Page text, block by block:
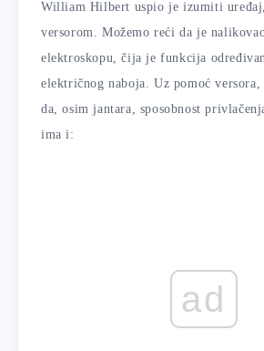
William Hilbert uspio je izumiti
versorom. Možemo reći da je
elektroskopu, čija je funkcija
električnog naboja. Uz pomoć
da, osim jantara, sposobnost
ima i:
ad